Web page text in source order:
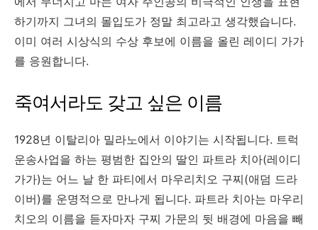
하기까지 그녀의 몰입도가 정말 최고라고 생각했습니다.
이미 여러 시상식의 수상 후보에 이름을 올린 레이디 가가
를 응원합니다.
죽여서라도 갖고 싶은 이름
1928년 이탈리아 밀라노에서 이야기는 시작됩니다. 트럭
운송사업을 하는 평범한 집안의 딸인 파트라 치아(레이디
가가)는 어느 날 한 파티에서 마우리치오 구찌(애덤 드라
이버)를 운명적으로 만나게 됩니다. 파트라 치아는 마우리
치오의 이름을 듣자마자 구찌 가문의 뒷 배경에 마음을 빼